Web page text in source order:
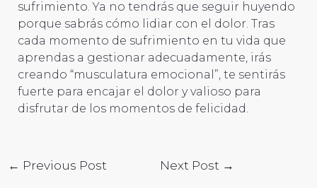
sufrimiento. Ya no tendrás que seguir huyendo
porque sabrás cómo lidiar con el dolor. Tras
cada momento de sufrimiento en tu vida que
aprendas a gestionar adecuadamente, irás
creando “musculatura emocional”, te sentirás
fuerte para encajar el dolor y valioso para
disfrutar de los momentos de felicidad.
← Previous Post Next Post →